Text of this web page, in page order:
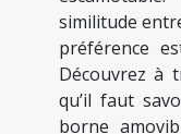
similitude
préférence
Découvrez à
qu’il faut
borne